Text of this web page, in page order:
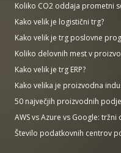
Koliko CO2 oddaja prometni
Kako velik je logistični trg?
Kako velik je trg poslovne
Koliko delovnih mest v
Kako velik je trg ERP?
Kako velika je proizvodna
50 največjih proizvodnih
AWS vs Azure vs Google:
Število podatkovnih centrov